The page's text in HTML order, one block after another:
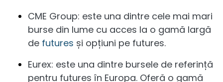
CME Group: este una dintre cele mai mari
burse din lume cu acces la o gamă largă
de futures și opțiuni pe futures.
Eurex: este una dintre bursele de referință
pentru futures în Europa. Oferă o gamă